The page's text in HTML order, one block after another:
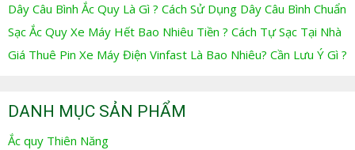
Dây Câu Bình Ắc Quy Là Gì ? Cách Sử Dụng Dây Câu Bình Chuẩn
Sạc Ắc Quy Xe Máy Hết Bao Nhiêu Tiền ? Cách Tự Sạc Tại Nhà
Giá Thuê Pin Xe Máy Điện Vinfast Là Bao Nhiêu? Cần Lưu Ý Gì ?
DANH MỤC SẢN PHẨM
Ắc quy Thiên Năng